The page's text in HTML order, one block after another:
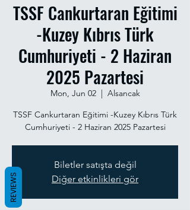
TSSF Cankurtaran Eğitimi
-Kuzey Kıbrıs Türk
Cumhuriyeti - 2 Haziran
2025 Pazartesi
Mon, Jun 02
  |
Alsancak
TSSF Cankurtaran Eğitimi -Kuzey Kıbrıs Türk
Cumhuriyeti - 2 Haziran 2025 Pazartesi
Biletler satışta değil
Diğer etkinlikleri gör
REVIEWS